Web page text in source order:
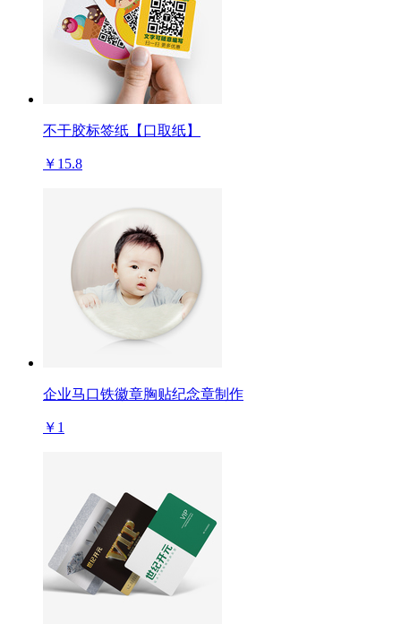
不干胶标签纸【口取纸】
￥15.8
企业马口铁徽章胸贴纪念章制作
￥1